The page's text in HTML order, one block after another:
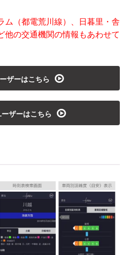
ム（都電荒川線）、日暮里・舎
他の交通機関の情報もあわせて
ザーはこちら playmedia
ザーはこちら playmedia